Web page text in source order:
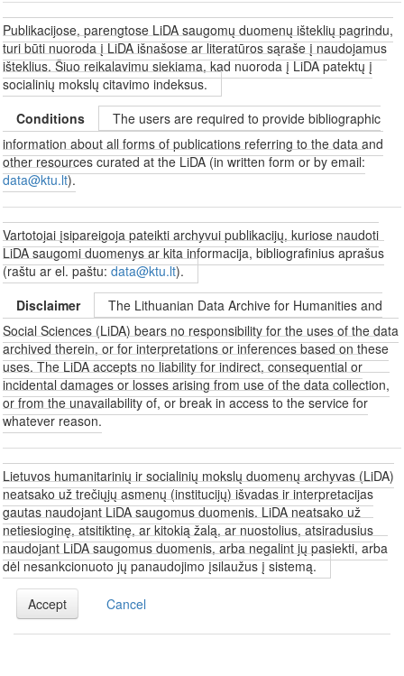
Publikacijose, parengtose LiDA saugomų duomenų išteklių pagrindu,
turi būti nuoroda į LiDA išnašose ar literatūros sąraše į naudojamus
išteklius. Šiuo reikalavimu siekiama, kad nuoroda į LiDA patektų į
socialinių mokslų citavimo indeksus.
Conditions
The users are required to provide bibliographic
information about all forms of publications referring to the data and
other resources curated at the LiDA (in written form or by email:
data@ktu.lt).
Vartotojai įsipareigoja pateikti archyvui publikacijų, kuriose naudoti
LiDA saugomi duomenys ar kita informacija, bibliografinius aprašus
(raštu ar el. paštu:data@ktu.lt).
Disclaimer
The Lithuanian Data Archive for Humanities and
Social Sciences (LiDA) bears no responsibility for the uses of the data
archived therein, or for interpretations or inferences based on these
uses. The LiDA accepts no liability for indirect, consequential or
incidental damages or losses arising from use of the data collection,
or from the unavailability of, or break in access to the service for
whatever reason.
Lietuvos humanitarinių ir socialinių mokslų duomenų archyvas (LiDA)
neatsako už trečiųjų asmenų (institucijų) išvadas ir interpretacijas
gautas naudojant LiDA saugomus duomenis. LiDA neatsako už
netiesioginę, atsitiktinę, ar kitokią žalą, ar nuostolius, atsiradusius
naudojant LiDA saugomus duomenis, arba negalint jų pasiekti, arba
dėl nesankcionuoto jų panaudojimo įsilaužus į sistemą.
Accept Cancel